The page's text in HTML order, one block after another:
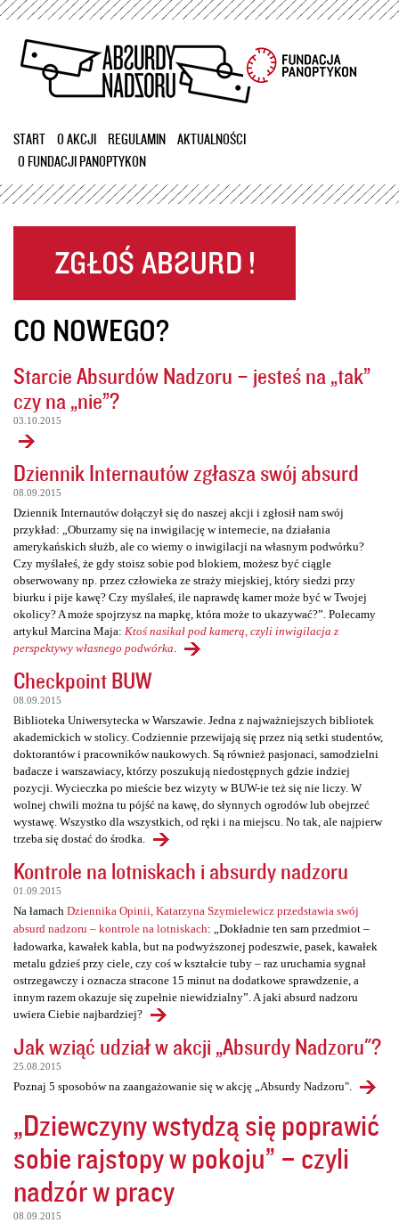
Przejdź
treści
START O AKCJI REGULAMIN
AKTUALNOŚCI
O FUNDACJI PANOPTYKON
CO NOWEGO?
Starcie Absurdów Nadzoru – jesteś na „tak”
czy na „nie”?
03.10.2015
Dziennik Internautów zgłasza swój absurd
08.09.2015
Dziennik Internautów dołączył się do naszej akcji i zgłosił nam swój
przykład: „Oburzamy się na inwigilację w internecie, na działania
amerykańskich służb, ale co wiemy o inwigilacji na własnym podwórku?
Czy myślałeś, że gdy stoisz sobie pod blokiem, możesz być ciągle
obserwowany np. przez człowieka ze straży miejskiej, który siedzi przy
biurku i pije kawę? Czy myślałeś, ile naprawdę kamer może być w Twojej
okolicy? A może spojrzysz na mapkę, która może to ukazywać?”. Polecamy
artykuł Marcina Maja: Ktoś nasikał pod kamerą, czyli inwigilacja z
perspektywy własnego podwórka
Checkpoint BUW
08.09.2015
Biblioteka Uniwersytecka w Warszawie. Jedna z najważniejszych bibliotek
akademickich w stolicy. Codziennie przewijają się przez nią setki studentów,
doktorantów i pracowników naukowych. Są również pasjonaci, samodzielni
badacze i warszawiacy, którzy poszukują niedostępnych gdzie indziej
pozycji. Wycieczka po mieście bez wizyty w BUW-ie też się nie liczy. W
wolnej chwili można tu pójść na kawę, do słynnych ogrodów lub obejrzeć
wystawę. Wszystko dla wszystkich, od ręki i na miejscu. No tak, ale najpierw
trzeba się dostać do środka.
Kontrole na lotniskach i absurdy nadzoru
01.09.2015
Na łamach Dziennika Opinii, Katarzyna Szymielewicz przedstawia swój
absurd nadzoru – kontrole na lotniskach: „Dokładnie ten sam przedmiot –
ładowarka, kawałek kabla, but na podwyższonej podeszwie, pasek, kawałek
metalu gdzieś przy ciele, czy coś w kształcie tuby – raz uruchamia sygnał
ostrzegawczy i oznacza stracone 15 minut na dodatkowe sprawdzenie, a
innym razem okazuje się zupełnie niewidzialny”. A jaki absurd nadzoru
uwiera Ciebie najbardziej?
Jak wziąć udział w akcji „Absurdy Nadzoru"?
25.08.2015
Poznaj 5 sposobów na zaangażowanie się w akcję „Absurdy Nadzoru".
„Dziewczyny wstydzą się poprawić
sobie rajstopy w pokoju” – czyli
nadzór w pracy
08.09.2015